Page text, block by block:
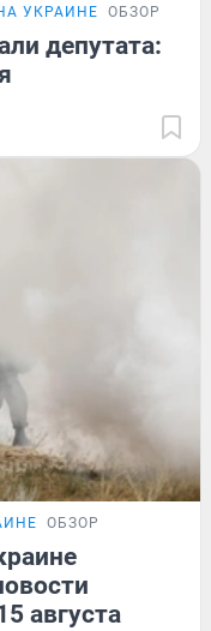
УКРАИНЕ ОБЗОР
депутата:
ОБЗОР
августа